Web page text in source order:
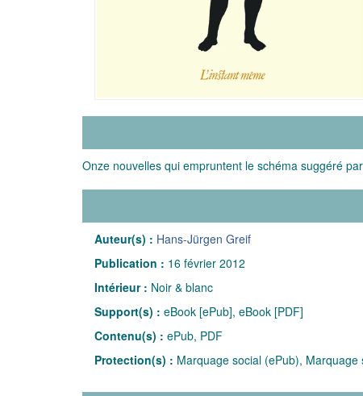
Onze nouvelles qui empruntent le schéma suggéré
Auteur(s) : Hans-Jürgen Greif
Publication : 16 février 2012
Intérieur : Noir & blanc
Support(s) : eBook [ePub], eBook [PDF]
Contenu(s) : ePub, PDF
Protection(s) : Marquage social (ePub), Marquage